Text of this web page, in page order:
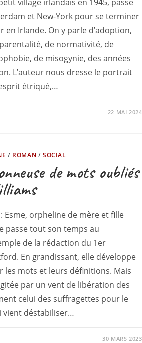
village irlandais en 1945, passe
et New-York pour se terminer
en Irlande. On y parle d’adoption,
de normativité, de
de misogynie, des années
L’auteur nous dresse le portrait
étriqué,…
22 MAI 2024
/ ROMAN /SOCIAL
de mots oubliés
Esme, orpheline de mère et fille
passe tout son temps au
de la rédaction du 1er
En grandissant, elle développe
les mots et leurs définitions. Mais
par un vent de libération des
celui des suffragettes pour le
vient déstabiliser…
30 MARS 2023